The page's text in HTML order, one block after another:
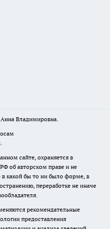
Владимировна.
сайте, охраняется в
об авторском праве и не
какой бы то ни было форме, в
переработке не иначе
рекомендательные
предоставления